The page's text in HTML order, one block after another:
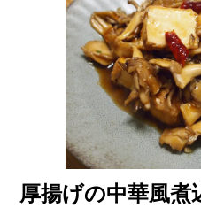
厚揚げの中華風煮